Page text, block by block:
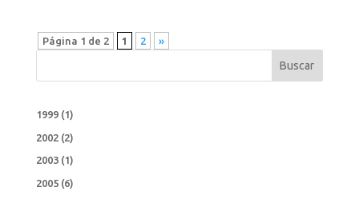
Página 1 de 2 1 2 »
Buscar
1999(1)
2002(2)
2003(1)
2005(6)